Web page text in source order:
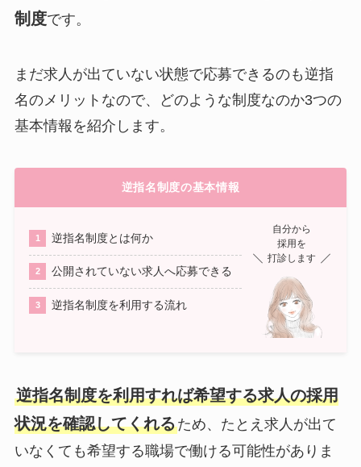
制度です。
まだ求人が出ていない状態で応募できるのも逆指
名のメリットなので、どのような制度なのか3つの
基本情報を紹介します。
逆指名制度の基本情報
逆指名制度とは何か
公開されていない求人へ応募できる
逆指名制度を利用する流れ
自分から
採用を
打診します
逆指名制度を利用すれば希望する求人の採用
状況を確認してくれるため、たとえ求人が出て
いなくても希望する職場で働ける可能性がありま